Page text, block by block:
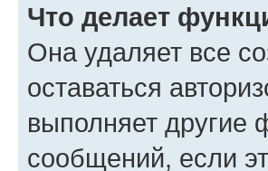
Что делает
Она удаляет все
оставаться
выполняет другие
сообщений, если